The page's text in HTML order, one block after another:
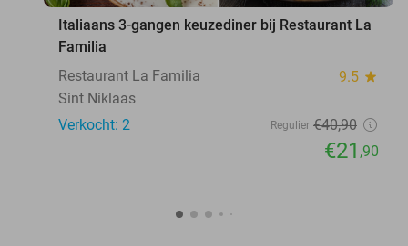
Italiaans 3-gangen keuzediner bij Restaurant La
Familia
Restaurant La Familia
9.5 star
Sint Niklaas
Verkocht: 2
Regulier €40,90
€21 ,90